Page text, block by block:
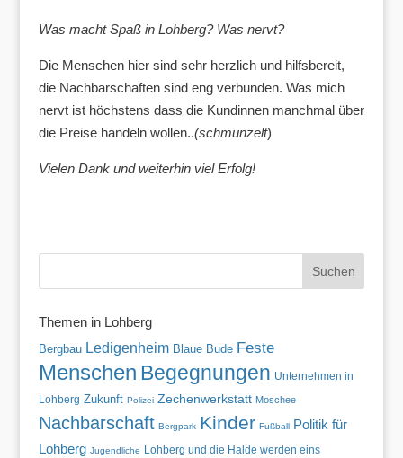
Was macht Spaß in Lohberg? Was nervt?
Die Menschen hier sind sehr herzlich und hilfsbereit,
die Nachbarschaften sind eng verbunden. Was mich
nervt ist höchstens dass die Kundinnen manchmal über
die Preise handeln wollen..(schmunzelt)
Vielen Dank und weiterhin viel Erfolg!
Themen in Lohberg
Bergbau Ledigenheim Blaue Bude Feste
Menschen Begegnungen Unternehmen in
Lohberg Zukunft Polizei Zechenwerkstatt Moschee
Nachbarschaft Bergpark Kinder Fußball
Politik für
Lohberg Jugendliche Lohberg und die Halde werden eins